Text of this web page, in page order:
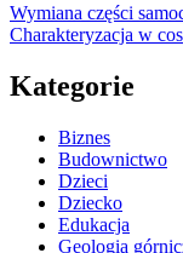
Wymiana części
Charakteryzacja w
Kategorie
Biznes
Budownictwo
Dzieci
Dziecko
Edukacja
Geologia